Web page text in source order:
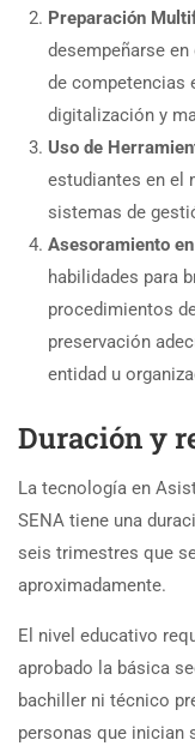
Preparación
desempeñarse
de competencias
digitalización y
Uso de
estudiantes en el
sistemas de
Asesoramiento
habilidades para
procedimientos
preservación
entidad u
Duración y
La tecnología en
SENA tiene una
seis trimestres que
aproximadamente.
El nivel educativo
aprobado la básica
bachiller ni técnico
personas que inician